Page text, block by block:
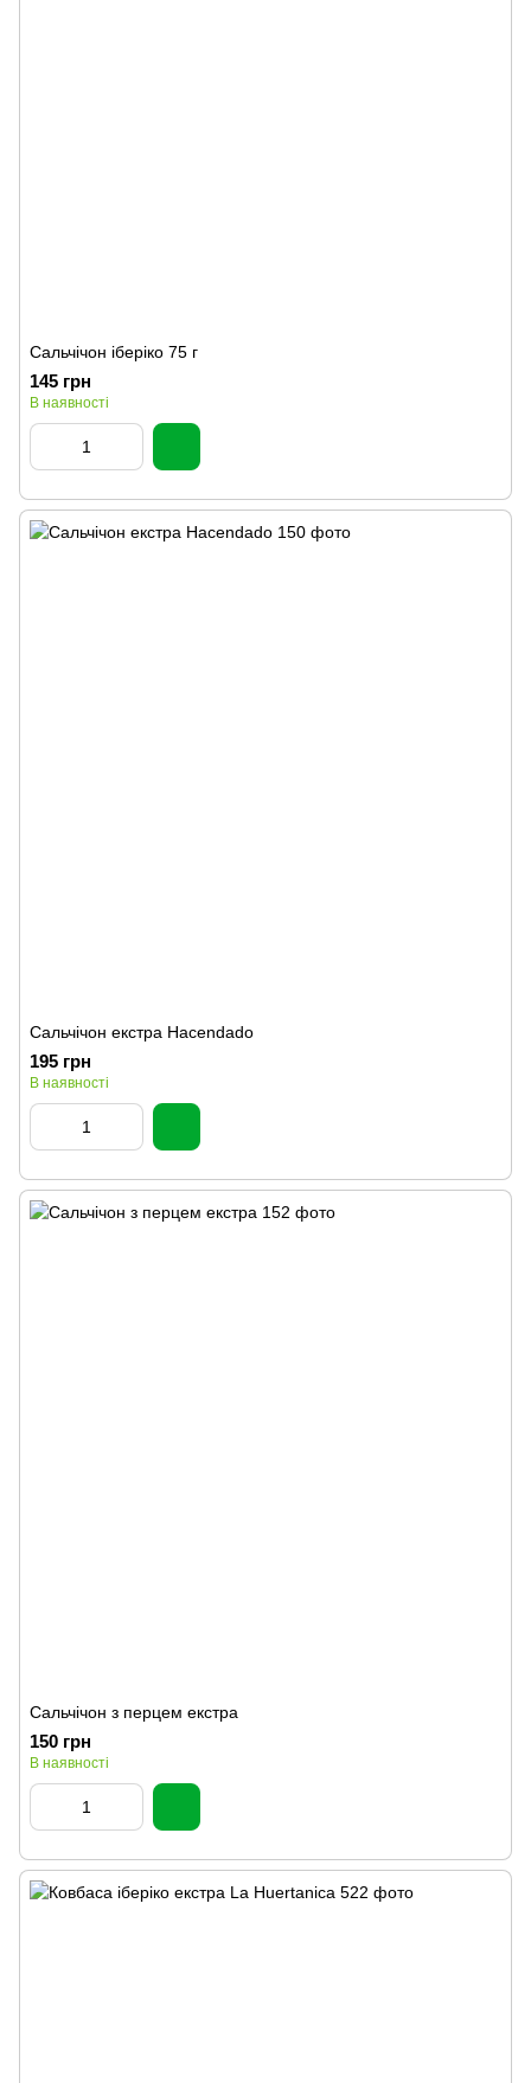
Сальчічон іберіко 75 г
145 грн
В наявності
Сальчічон екстра Hacendado
195 грн
В наявності
Сальчічон з перцем екстра
150 грн
В наявності